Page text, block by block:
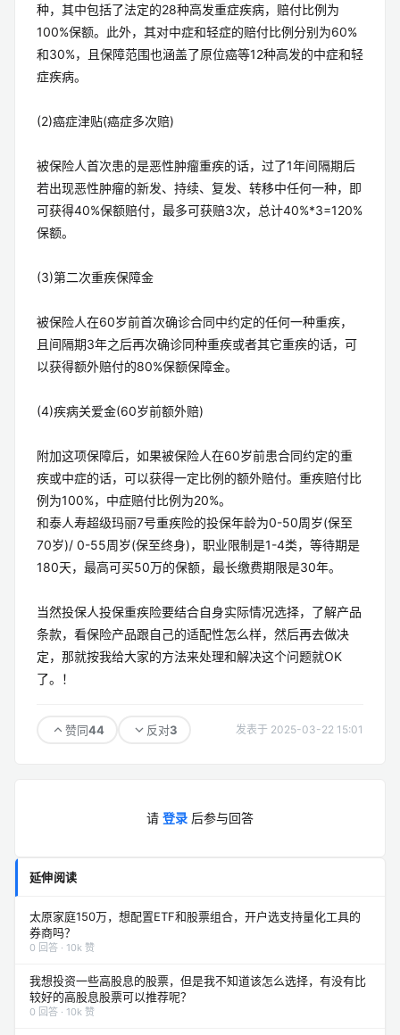
种，其中包括了法定的28种高发重症疾病，赔付比例为
100%保额。此外，其对中症和轻症的赔付比例分别为60%
和30%，且保障范围也涵盖了原位癌等12种高发的中症和轻
症疾病。
(2)癌症津贴(癌症多次赔)
被保险人首次患的是恶性肿瘤重疾的话，过了1年间隔期后
若出现恶性肿瘤的新发、持续、复发、转移中任何一种，即
可获得40%保额赔付，最多可获赔3次，总计40%*3=120%
保额。
(3)第二次重疾保障金
被保险人在60岁前首次确诊合同中约定的任何一种重疾，
且间隔期3年之后再次确诊同种重疾或者其它重疾的话，可
以获得额外赔付的80%保额保障金。
(4)疾病关爱金(60岁前额外赔)
附加这项保障后，如果被保险人在60岁前患合同约定的重
疾或中症的话，可以获得一定比例的额外赔付。重疾赔付比
例为100%，中症赔付比例为20%。
和泰人寿超级玛丽7号重疾险的投保年龄为0-50周岁(保至
70岁)/ 0-55周岁(保至终身)，职业限制是1-4类，等待期是
180天，最高可买50万的保额，最长缴费期限是30年。
当然投保人投保重疾险要结合自身实际情况选择，了解产品
条款，看保险产品跟自己的适配性怎么样，然后再去做决
定，那就按我给大家的方法来处理和解决这个问题就OK
了。！
赞同44 反对3 发表于 2025-03-22 15:01
请 登录 后参与回答
延伸阅读
太原家庭150万，想配置ETF和股票组合，开户选支持量化工具的
券商吗？
0 回答 · 10k 赞
我想投资一些高股息的股票，但是我不知道该怎么选择，有没有比
较好的高股息股票可以推荐呢？
0 回答 · 10k 赞